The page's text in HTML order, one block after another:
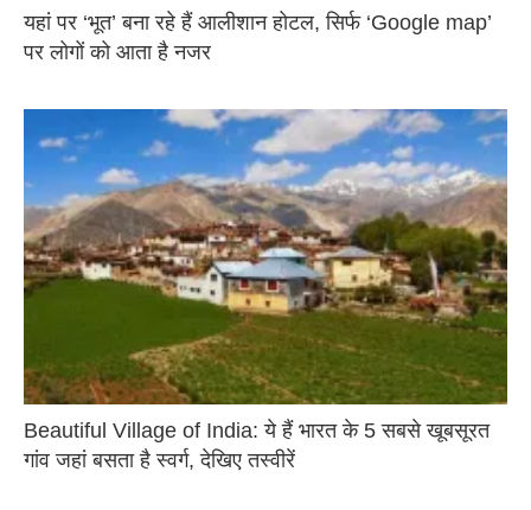
यहां पर ‘भूत’ बना रहे हैं आलीशान होटल, सिर्फ ‘Google map’
पर लोगों को आता है नजर
Beautiful Village of India: ये हैं भारत के 5 सबसे खूबसूरत
गांव जहां बसता है स्वर्ग, देखिए तस्वीरें